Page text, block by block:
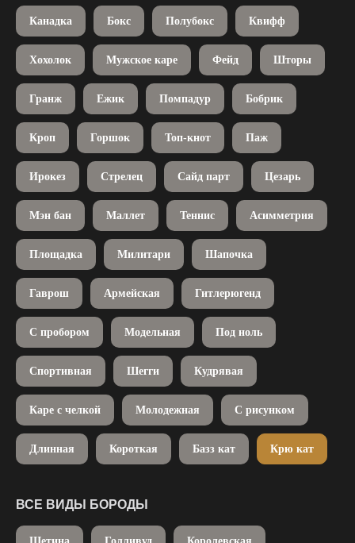
Канадка Бокс Полубокс Квифф
Хохолок Мужское каре Фейд Шторы
Гранж Ежик Помпадур Бобрик
Кроп Горшок Топ-кнот Паж
Ирокез Стрелец Сайд парт Цезарь
Мэн бан Маллет Теннис Асимметрия
Площадка Милитари Шапочка
Гаврош Армейская Гитлерюгенд
С пробором Модельная Под ноль
Спортивная Шегги Кудрявая
Каре с челкой Молодежная С рисунком
Длинная Короткая Базз кат Крю кат
ВСЕ ВИДЫ БОРОДЫ